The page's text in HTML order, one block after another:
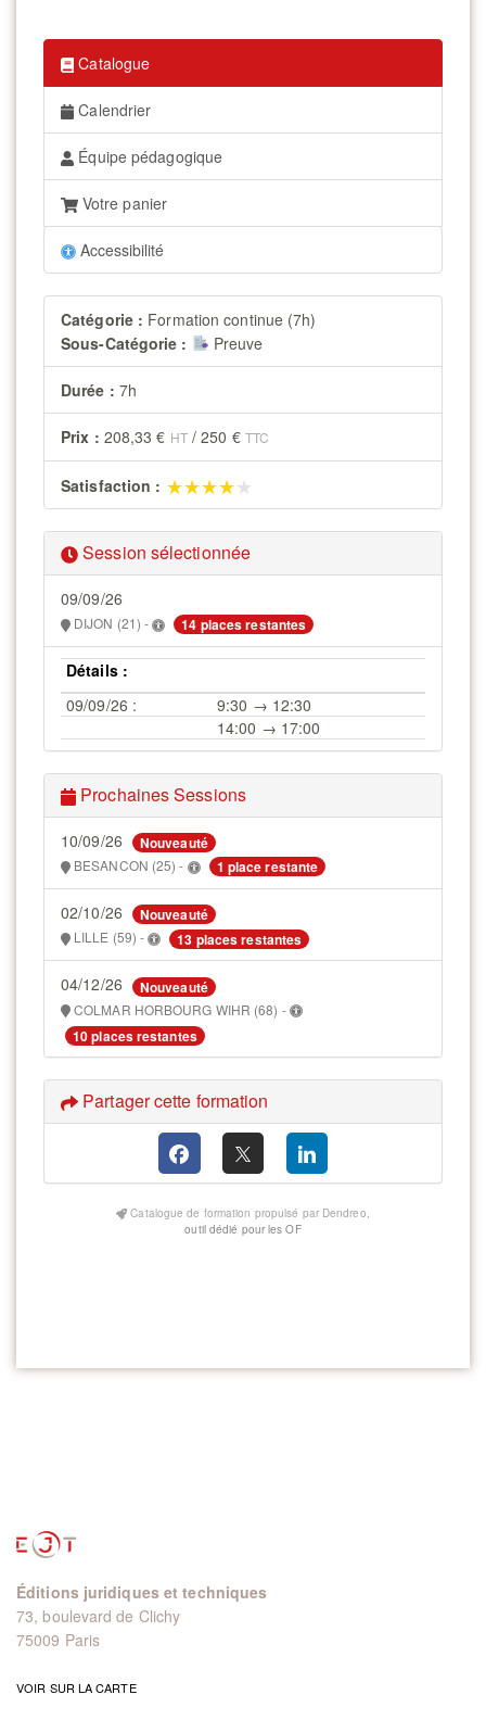
Catalogue
Calendrier
Équipe pédagogique
Votre panier
Accessibilité
Catégorie : Formation continue (7h)
Sous-Catégorie :
Preuve
Durée : 7h
Prix : 208,33 € HT/250 € TTC
Satisfaction : ★★★★★
★★★★★
Session sélectionnée
09/09/26
DIJON (21) - 14 places restantes
Détails :
09/09/26 :
9:30 → 12:30
14:00 → 17:00
Prochaines Sessions
10/09/26 Nouveauté
BESANCON (25) - 1 place restante
02/10/26 Nouveauté
LILLE (59) - 13 places restantes
04/12/26 Nouveauté
COLMAR HORBOURG WIHR (68) -
10 places restantes
Partager cette formation
Catalogue de formation propulsé par Dendreo,
outil dédié pour les OF
Éditions juridiques et techniques
73, boulevard de Clichy
75009 Paris
VOIR SUR LA CARTE